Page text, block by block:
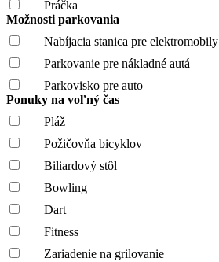
Práčka
Možnosti parkovania
Nabíjacia stanica pre elektromobily
Parkovanie pre nákladné autá
Parkovisko pre auto
Ponuky na voľný čas
Pláž
Požičovňa bicyklov
Biliardový stôl
Bowling
Dart
Fitness
Zariadenie na grilovanie